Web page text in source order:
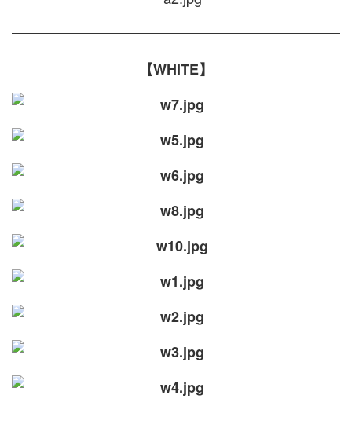
【WHITE】